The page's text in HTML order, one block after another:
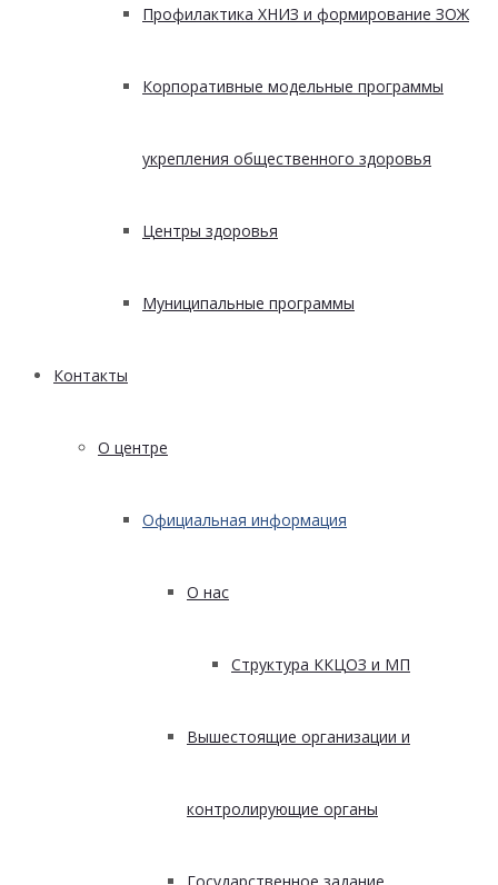
Профилактика ХНИЗ и формирование ЗОЖ
Корпоративные модельные программы
укрепления общественного здоровья
Центры здоровья
Муниципальные программы
Контакты
О центре
Официальная информация
О нас
Структура ККЦОЗ и МП
Вышестоящие организации и
контролирующие органы